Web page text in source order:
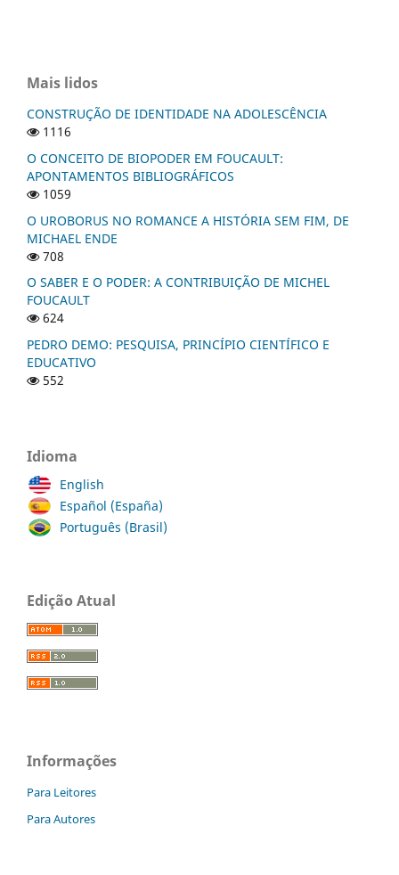
Mais lidos
CONSTRUÇÃO DE IDENTIDADE NA ADOLESCÊNCIA
1116
O CONCEITO DE BIOPODER EM FOUCAULT:
APONTAMENTOS BIBLIOGRÁFICOS
1059
O UROBORUS NO ROMANCE A HISTÓRIA SEM FIM, DE
MICHAEL ENDE
708
O SABER E O PODER: A CONTRIBUIÇÃO DE MICHEL
FOUCAULT
624
PEDRO DEMO: PESQUISA, PRINCÍPIO CIENTÍFICO E
EDUCATIVO
552
Idioma
English
Español (España)
Português (Brasil)
Edição Atual
Informações
Para Leitores
Para Autores